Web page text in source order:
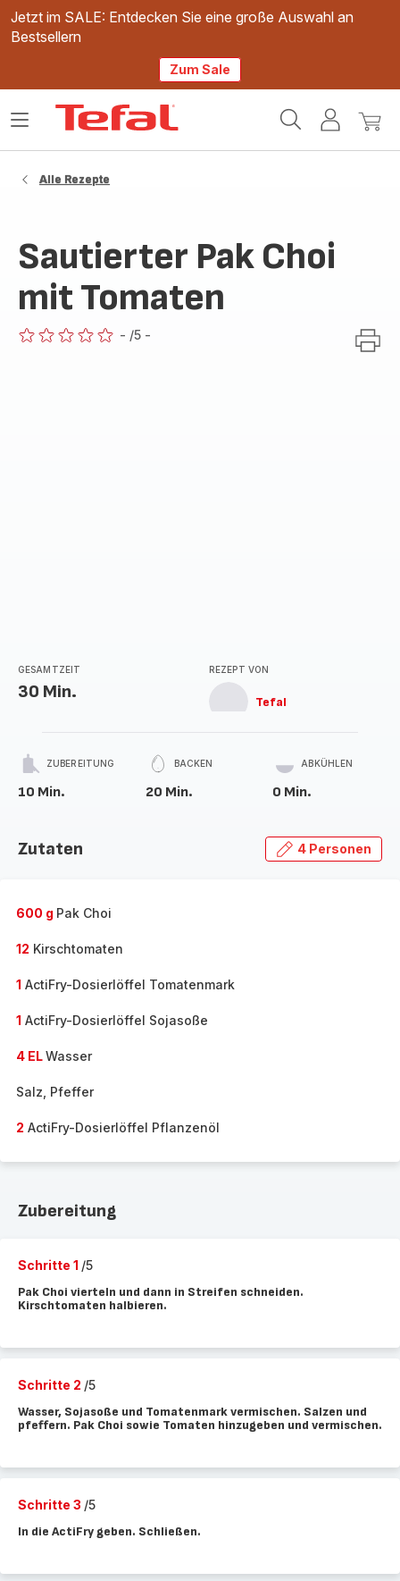
Jetzt im SALE: Entdecken Sie eine große Auswahl an
Bestsellern
Zum Sale
Mein
Mein
Das
Alle Rezepte
Sautierter Pak Choi
mit Tomaten
- /5 -
GESAMTZEIT
30 Min.
REZEPT VON
Tefal
ZUBEREITUNG
10 Min.
BACKEN
20 Min.
ABKÜHLEN
0 Min.
Zutaten 4 Personen
600 g Pak Choi
12 Kirschtomaten
1 ActiFry-Dosierlöffel Tomatenmark
1 ActiFry-Dosierlöffel Sojasoße
4 ELWasser
Salz, Pfeffer
2 ActiFry-Dosierlöffel Pflanzenöl
Zubereitung
Schritte 1 /5
Pak Choi vierteln und dann in Streifen schneiden.
Kirschtomaten halbieren.
Schritte 2 /5
Wasser, Sojasoße und Tomatenmark vermischen. Salzen und
pfeffern. Pak Choi sowie Tomaten hinzugeben und vermischen.
Schritte 3 /5
In die ActiFry geben. Schließen.